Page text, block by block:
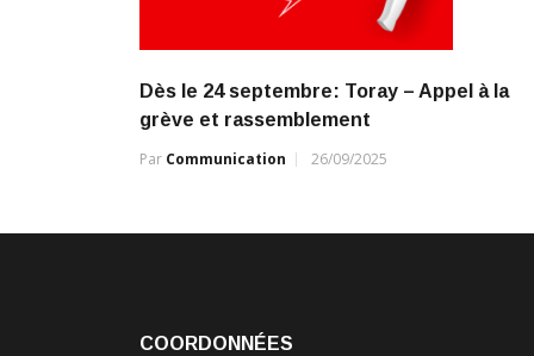
Dès le 24 septembre: Toray – Appel à la
grève et rassemblement
Par Communication 26/09/2025
COORDONNÉES